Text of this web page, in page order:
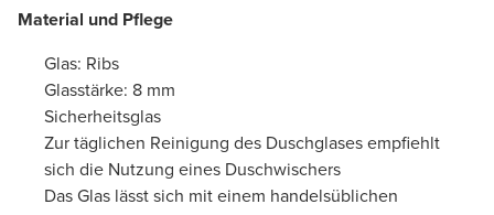
Material und Pflege
Glas: Ribs
Glasstärke: 8 mm
Sicherheitsglas
Zur täglichen Reinigung des Duschglases empfiehlt
sich die Nutzung eines Duschwischers
Das Glas lässt sich mit einem handelsüblichen